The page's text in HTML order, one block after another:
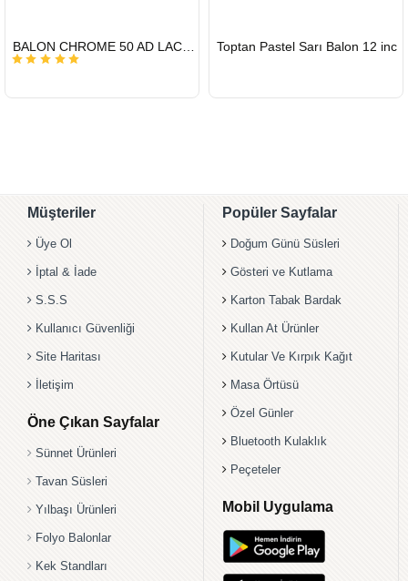
HIZLI
GÖNDERİ
BALON CHROME 50 AD LACİVERT
GÖNDERİ
Toptan Pastel Sarı Balon 12 inc
Müşteriler
Üye Ol
İptal & İade
S.S.S
Kullanıcı Güvenliği
Site Haritası
İletişim
Öne Çıkan Sayfalar
Sünnet Ürünleri
Tavan Süsleri
Yılbaşı Ürünleri
Folyo Balonlar
Kek Standları
Popüler Sayfalar
Doğum Günü Süsleri
Gösteri ve Kutlama
Karton Tabak Bardak
Kullan At Ürünler
Kutular Ve Kırpık Kağıt
Masa Örtüsü
Özel Günler
Bluetooth Kulaklık
Peçeteler
Mobil Uygulama